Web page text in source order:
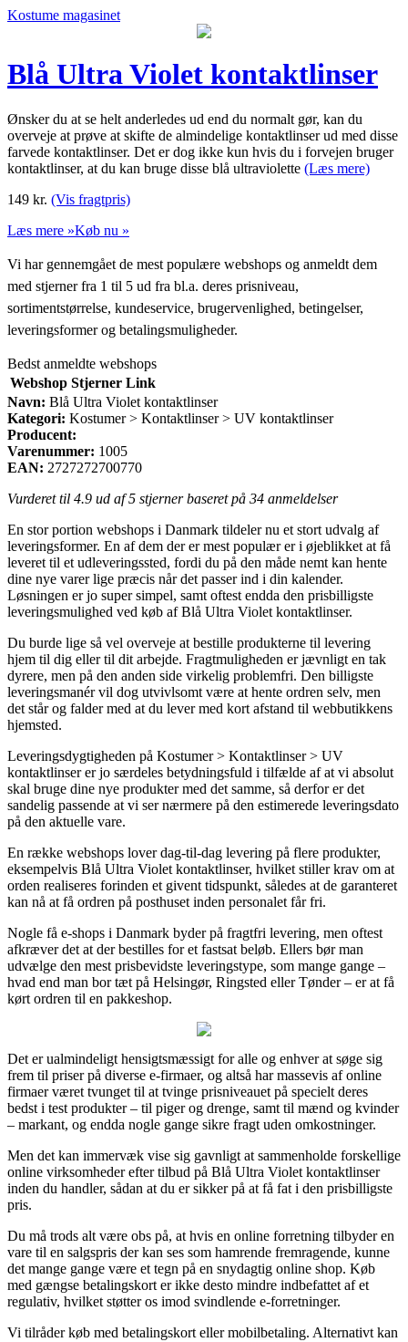
Kostume magasinet
Blå Ultra Violet kontaktlinser
Ønsker du at se helt anderledes ud end du normalt gør, kan du
overveje at prøve at skifte de almindelige kontaktlinser ud med disse
farvede kontaktlinser. Det er dog ikke kun hvis du i forvejen bruger
kontaktlinser, at du kan bruge disse blå ultraviolette (Læs mere)
149 kr. (Vis fragtpris)
Læs mere »Køb nu »
Vi har gennemgået de mest populære webshops og anmeldt dem
med stjerner fra 1 til 5 ud fra bl.a. deres prisniveau,
sortimentstørrelse, kundeservice, brugervenlighed, betingelser,
leveringsformer og betalingsmuligheder.
Bedst anmeldte webshops
Webshop Stjerner Link
Navn: Blå Ultra Violet kontaktlinser
Kategori: Kostumer > Kontaktlinser > UV kontaktlinser
Producent:
Varenummer: 1005
EAN: 2727272700770
Vurderet til 4.9 ud af 5 stjerner baseret på 34 anmeldelser
En stor portion webshops i Danmark tildeler nu et stort udvalg af
leveringsformer. En af dem der er mest populær er i øjeblikket at få
leveret til et udleveringssted, fordi du på den måde nemt kan hente
dine nye varer lige præcis når det passer ind i din kalender.
Løsningen er jo super simpel, samt oftest endda den prisbilligste
leveringsmulighed ved køb af Blå Ultra Violet kontaktlinser.
Du burde lige så vel overveje at bestille produkterne til levering
hjem til dig eller til dit arbejde. Fragtmuligheden er jævnligt en tak
dyrere, men på den anden side virkelig problemfri. Den billigste
leveringsmanér vil dog utvivlsomt være at hente ordren selv, men
det står og falder med at du lever med kort afstand til webbutikkens
hjemsted.
Leveringsdygtigheden på Kostumer > Kontaktlinser > UV
kontaktlinser er jo særdeles betydningsfuld i tilfælde af at vi absolut
skal bruge dine nye produkter med det samme, så derfor er det
sandelig passende at vi ser nærmere på den estimerede leveringsdato
på den aktuelle vare.
En række webshops lover dag-til-dag levering på flere produkter,
eksempelvis Blå Ultra Violet kontaktlinser, hvilket stiller krav om at
orden realiseres forinden et givent tidspunkt, således at de garanteret
kan nå at få ordren på posthuset inden personalet får fri.
Nogle få e-shops i Danmark byder på fragtfri levering, men oftest
afkræver det at der bestilles for et fastsat beløb. Ellers bør man
udvælge den mest prisbevidste leveringstype, som mange gange –
hvad end man bor tæt på Helsingør, Ringsted eller Tønder – er at få
kørt ordren til en pakkeshop.
Det er ualmindeligt hensigtsmæssigt for alle og enhver at søge sig
frem til priser på diverse e-firmaer, og altså har massevis af online
firmaer været tvunget til at tvinge prisniveauet på specielt deres
bedst i test produkter – til piger og drenge, samt til mænd og kvinder
– markant, og endda nogle gange sikre fragt uden omkostninger.
Men det kan immervæk vise sig gavnligt at sammenholde forskellige
online virksomheder efter tilbud på Blå Ultra Violet kontaktlinser
inden du handler, sådan at du er sikker på at få fat i den prisbilligste
pris.
Du må trods alt være obs på, at hvis en online forretning tilbyder en
vare til en salgspris der kan ses som hamrende fremragende, kunne
det mange gange være et tegn på en snydagtig online shop. Køb
med gængse betalingskort er ikke desto mindre indbefattet af et
regulativ, hvilket støtter os imod svindlende e-forretninger.
Vi tilråder køb med betalingskort eller mobilbetaling. Alternativt kan